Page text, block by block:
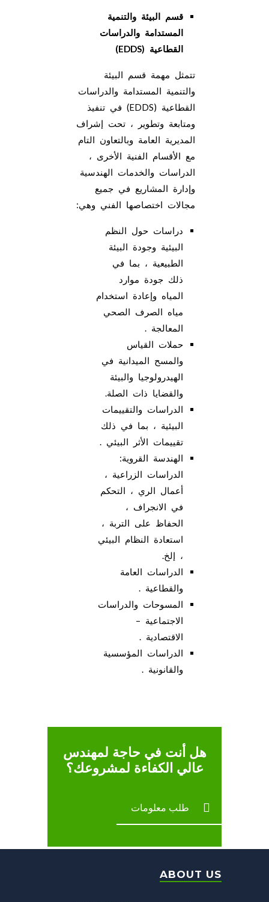
قسم البيئة والتنمية
المستدامة والدراسات
القطاعية (EDDS)
تتمثل مهمة قسم البيئة
والتنمية المستدامة والدراسات
القطاعية (EDDS) في تنفيذ
ومتابعة وتطوير ، تحت إشراف
المديرية العامة وبالتعاون التام
مع الأقسام الفنية الأخرى ،
الدراسات والخدمات الهندسية
وإدارة المشاريع في جميع
مجالات اختصاصها الفني وهي:
دراسات حول النظم
البيئية وجودة البيئة
الطبيعية ، بما في
ذلك جودة موارد
المياه وإعادة استخدام
مياه الصرف الصحي
المعالجة .
حملات القياس
والمسح الميدانية في
الهيدرولوجيا والبيئة
والقضايا ذات الصلة.
الدراسات والتقييمات
البيئية ، بما في ذلك
تقييمات الأثر البيئي .
الهندسة القروية:
الدراسات الزراعية ،
أعمال الري ، التحكم
في الانجراف ،
الحفاظ على التربة ،
استعادة النظام البيئي
، إلخ.
الدراسات العامة
والقطاعية .
المسوحات والدراسات
الاجتماعية –
الاقتصادية .
الدراسات المؤسسية
والقانونية .
هل أنت في حاجة لمهندس
عالي الكفاءة لمشروعك؟
طلب معلومات
ABOUT US